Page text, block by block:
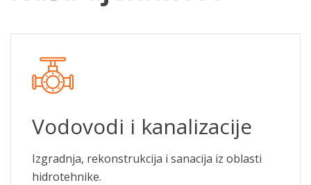
Vodovodi i kanalizacije
Izgradnja, rekonstrukcija i sanacija iz oblasti
hidrotehnike.